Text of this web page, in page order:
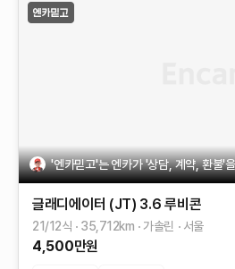
'엔카믿고'는 엔카가 '상담, 계약, 환불'
글래디에이터 (JT) 3.6 루비콘
21/12식 35,712km 가솔린 서울
4,500만원